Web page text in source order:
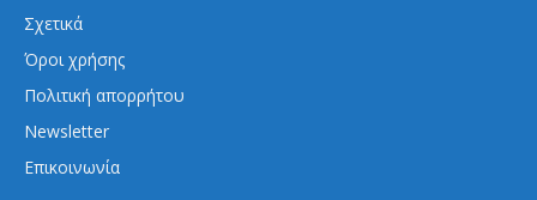
Σχετικά
Όροι χρήσης
Πολιτική απορρήτου
Newsletter
Επικοινωνία